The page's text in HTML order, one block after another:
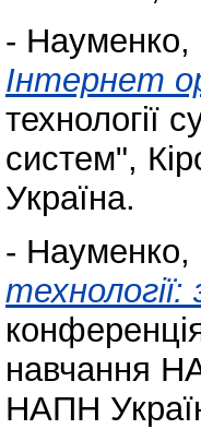
-
Інтернет
технології
систем",
Україна.
-
технології:
навчання
НАПН